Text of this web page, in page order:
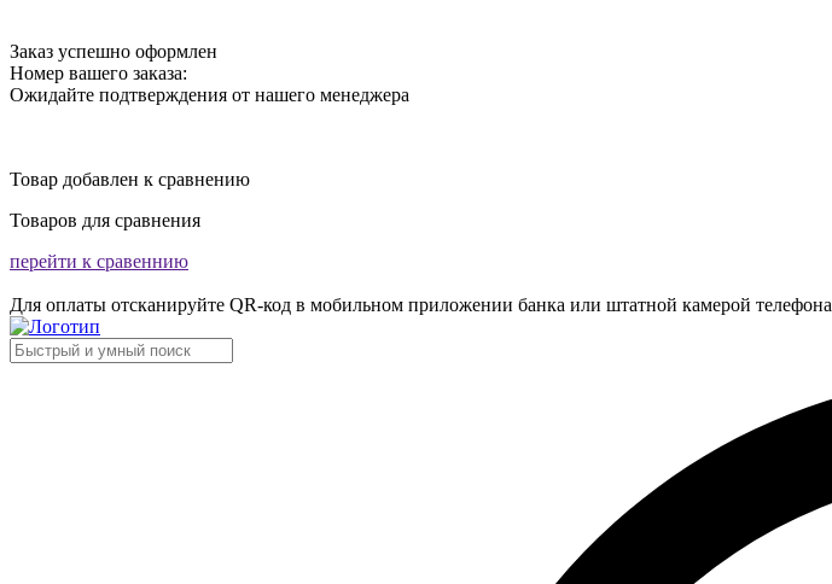
Заказ успешно оформлен
Номер вашего заказа:
Ожидайте подтверждения от нашего менеджера
Товар добавлен к сравнению
Товаров для сравнения
перейти к сравеннию
Для оплаты отсканируйте QR-код в мобильном приложении банка или штатной камерой телефона